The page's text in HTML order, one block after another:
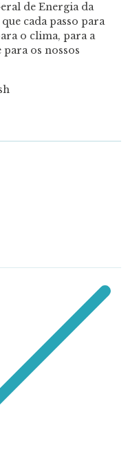
de Energia da
cada passo para
o clima, para a
para os nossos